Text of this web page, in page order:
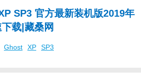
SP3 官方最新装机版2019年
载|藏桑网
Ghost XP SP3